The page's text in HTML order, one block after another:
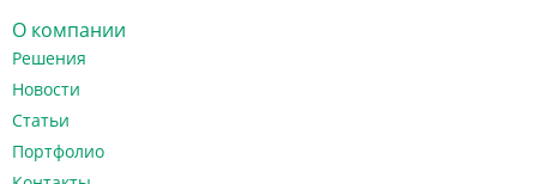
О компании
Решения
Новости
Статьи
Портфолио